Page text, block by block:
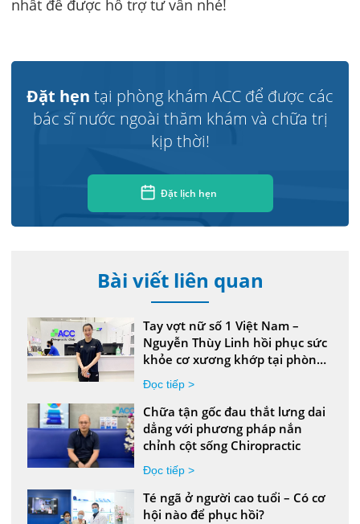
nhất để được hỗ trợ tư vấn nhé!
Đặt hẹn tại phòng khám ACC để được các
bác sĩ nước ngoài thăm khám và chữa trị
kịp thời!
Đặt lịch hẹn
Bài viết liên quan
Tay vợt nữ số 1 Việt Nam –
Nguyễn Thùy Linh hồi phục sức
khỏe cơ xương khớp tại phòng
khám ACC
Đọc tiếp >
Chữa tận gốc đau thắt lưng dai
dẳng với phương pháp nắn
chỉnh cột sống Chiropractic
Đọc tiếp >
Té ngã ở người cao tuổi – Có cơ
hội nào để phục hồi?